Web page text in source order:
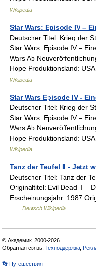
Wikipedia
Star Wars: Episode IV –
Deutscher Titel: Krieg der
Star Wars: Episode IV –
Wars Ab
Hope Produktionsland:
Wikipedia
Star Wars Episode IV -
Deutscher Titel: Krieg der
Star Wars: Episode IV –
Wars Ab
Hope Produktionsland:
Wikipedia
Tanz der Teufel II - Jetzt
Deutscher Titel: Tanz der
Originaltitel: Evil Dead II –
Erscheinungsjahr: 1987
Deutsch Wikipedia
© Академик, 2000-2026
Обратная связь: Техподдержка
👣 Путешествия